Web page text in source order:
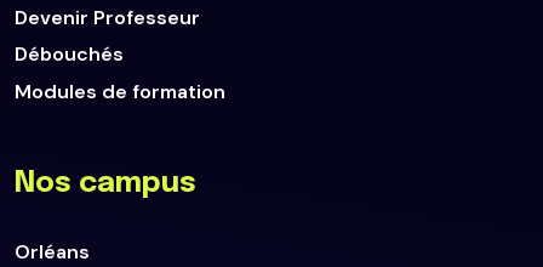
Devenir Professeur
Débouchés
Modules de formation
Nos campus
Orléans